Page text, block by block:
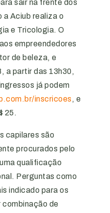
sair na frente dos
a Aciub realiza o
e Tricologia. O
empreendedores
de beleza, e
a partir das 13h30,
já podem
inscricoes , e
25.
capilares são
procurados pelo
qualificação
Perguntas como
indicado para os
combinação de